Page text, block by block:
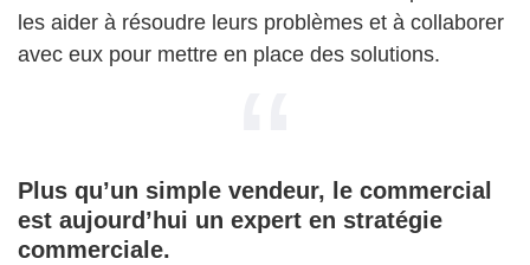
les aider à résoudre leurs problèmes et à collaborer
avec eux pour mettre en place des solutions.
Plus qu’un simple vendeur, le commercial
est aujourd’hui un expert en stratégie
commerciale.